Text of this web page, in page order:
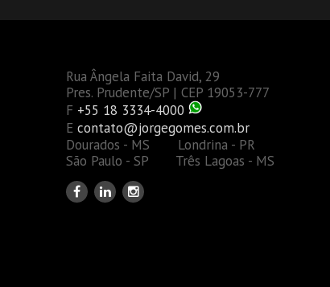
Rua Ângela Faita David, 29
Pres. Prudente/SP | CEP 19053-777
F +55 18 3334-4000
E contato@jorgegomes.com.br
Dourados - MS Londrina - PR
São Paulo - SP Três Lagoas - MS